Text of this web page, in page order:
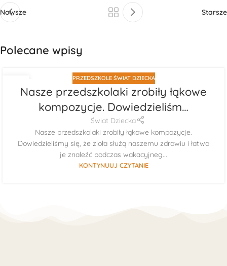
Nowsze Starsze
Polecane wpisy
29 PRZEDSZKOLE ŚWIAT DZIECKA
Nasze przedszkolaki zrobiły łąkowe
kompozycje. Dowiedzieliśm…
Świat Dziecka
Nasze przedszkolaki zrobiły łąkowe kompozycje.
Dowiedzieliśmy się, że zioła służą naszemu zdrowiu i łatwo
je znaleźć podczas wakacyjneg...
KONTYNUUJ CZYTANIE